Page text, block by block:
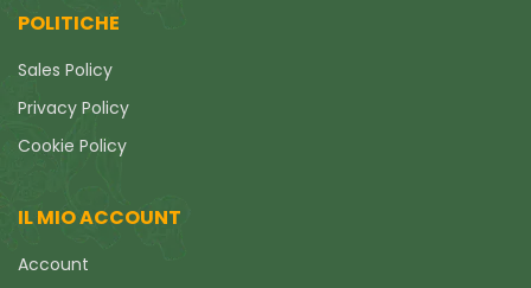
POLITICHE
Sales Policy
Privacy Policy
Cookie Policy
IL MIO ACCOUNT
Account